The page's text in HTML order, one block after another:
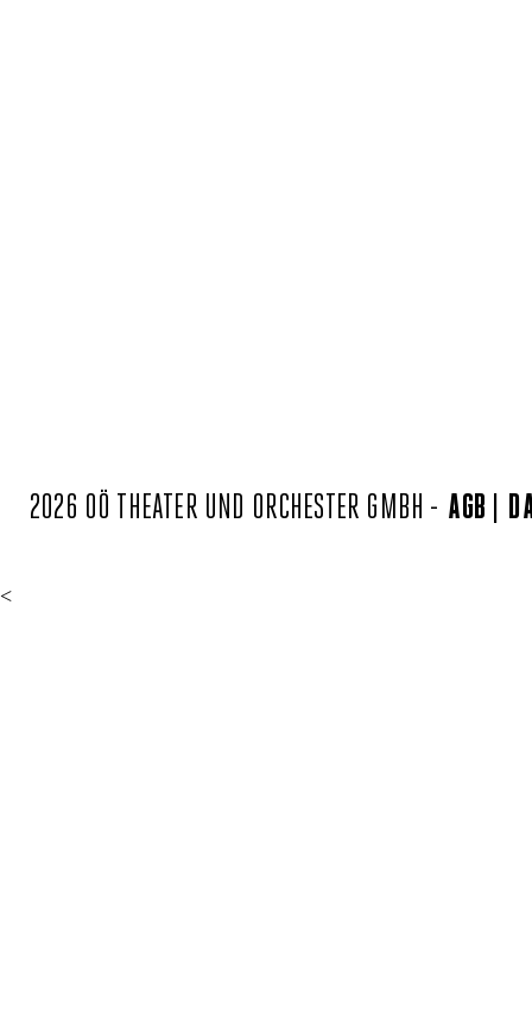
2026 OÖ THEATER UND ORCHESTER GMBH - AGB
<